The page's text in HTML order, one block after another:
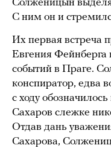
Солженицын
С ним он и
Их первая встреча
Евгения Фейнберга
событий в Праге.
конспиратор, едва
с ходу
Сахаров слежке
Отдав дань
Сахарова,